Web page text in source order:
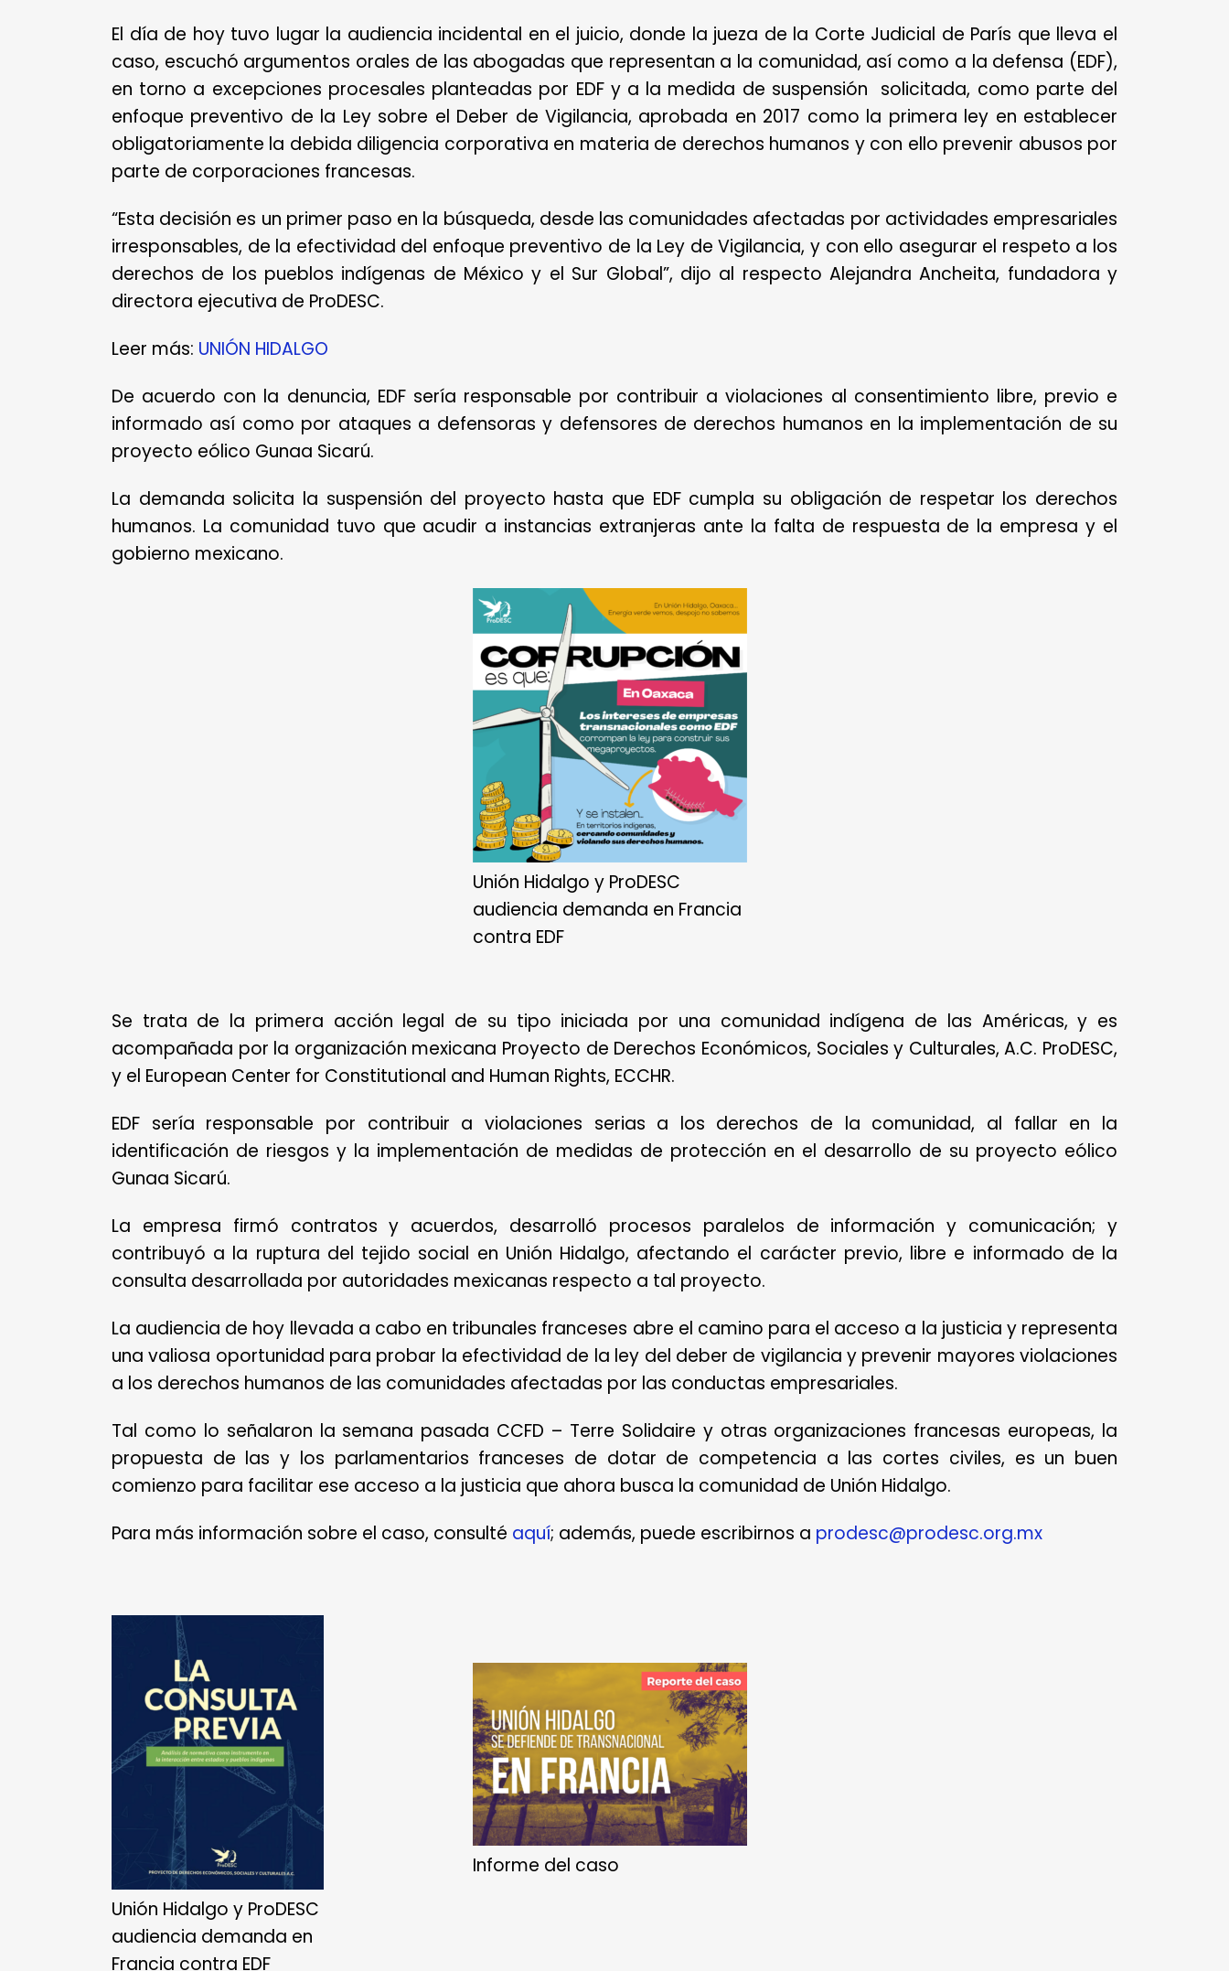
El día de hoy tuvo lugar la audiencia incidental en el juicio, donde la jueza de la Corte Judicial de París que lleva el
caso, escuchó argumentos orales de las abogadas que representan a la comunidad, así como a la defensa (EDF),
en torno a excepciones procesales planteadas por EDF y a la medida de suspensión solicitada, como parte del
enfoque preventivo de la Ley sobre el Deber de Vigilancia, aprobada en 2017 como la primera ley en establecer
obligatoriamente la debida diligencia corporativa en materia de derechos humanos y con ello prevenir abusos por
parte de corporaciones francesas.
“Esta decisión es un primer paso en la búsqueda, desde las comunidades afectadas por actividades empresariales
irresponsables, de la efectividad del enfoque preventivo de la Ley de Vigilancia, y con ello asegurar el respeto a los
derechos de los pueblos indígenas de México y el Sur Global”, dijo al respecto Alejandra Ancheita, fundadora y
directora ejecutiva de ProDESC.
Leer más: UNIÓN HIDALGO
De acuerdo con la denuncia, EDF sería responsable por contribuir a violaciones al consentimiento libre, previo e
informado así como por ataques a defensoras y defensores de derechos humanos en la implementación de su
proyecto eólico Gunaa Sicarú.
La demanda solicita la suspensión del proyecto hasta que EDF cumpla su obligación de respetar los derechos
humanos. La comunidad tuvo que acudir a instancias extranjeras ante la falta de respuesta de la empresa y el
gobierno mexicano.
Unión Hidalgo y ProDESC
audiencia demanda en Francia
contra EDF
Se trata de la primera acción legal de su tipo iniciada por una comunidad indígena de las Américas, y es
acompañada por la organización mexicana Proyecto de Derechos Económicos, Sociales y Culturales, A.C. ProDESC,
y el European Center for Constitutional and Human Rights, ECCHR.
EDF sería responsable por contribuir a violaciones serias a los derechos de la comunidad, al fallar en la
identificación de riesgos y la implementación de medidas de protección en el desarrollo de su proyecto eólico
Gunaa Sicarú.
La empresa firmó contratos y acuerdos, desarrolló procesos paralelos de información y comunicación; y
contribuyó a la ruptura del tejido social en Unión Hidalgo, afectando el carácter previo, libre e informado de la
consulta desarrollada por autoridades mexicanas respecto a tal proyecto.
La audiencia de hoy llevada a cabo en tribunales franceses abre el camino para el acceso a la justicia y representa
una valiosa oportunidad para probar la efectividad de la ley del deber de vigilancia y prevenir mayores violaciones
a los derechos humanos de las comunidades afectadas por las conductas empresariales.
Tal como lo señalaron la semana pasada CCFD – Terre Solidaire y otras organizaciones francesas europeas, la
propuesta de las y los parlamentarios franceses de dotar de competencia a las cortes civiles, es un buen
comienzo para facilitar ese acceso a la justicia que ahora busca la comunidad de Unión Hidalgo.
Para más información sobre el caso, consulté aquí; además, puede escribirnos a prodesc@prodesc.org.mx
Unión Hidalgo y ProDESC
audiencia demanda en
Francia contra EDF
Informe del caso